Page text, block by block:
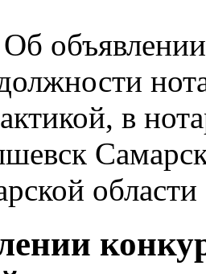
Об
в
области